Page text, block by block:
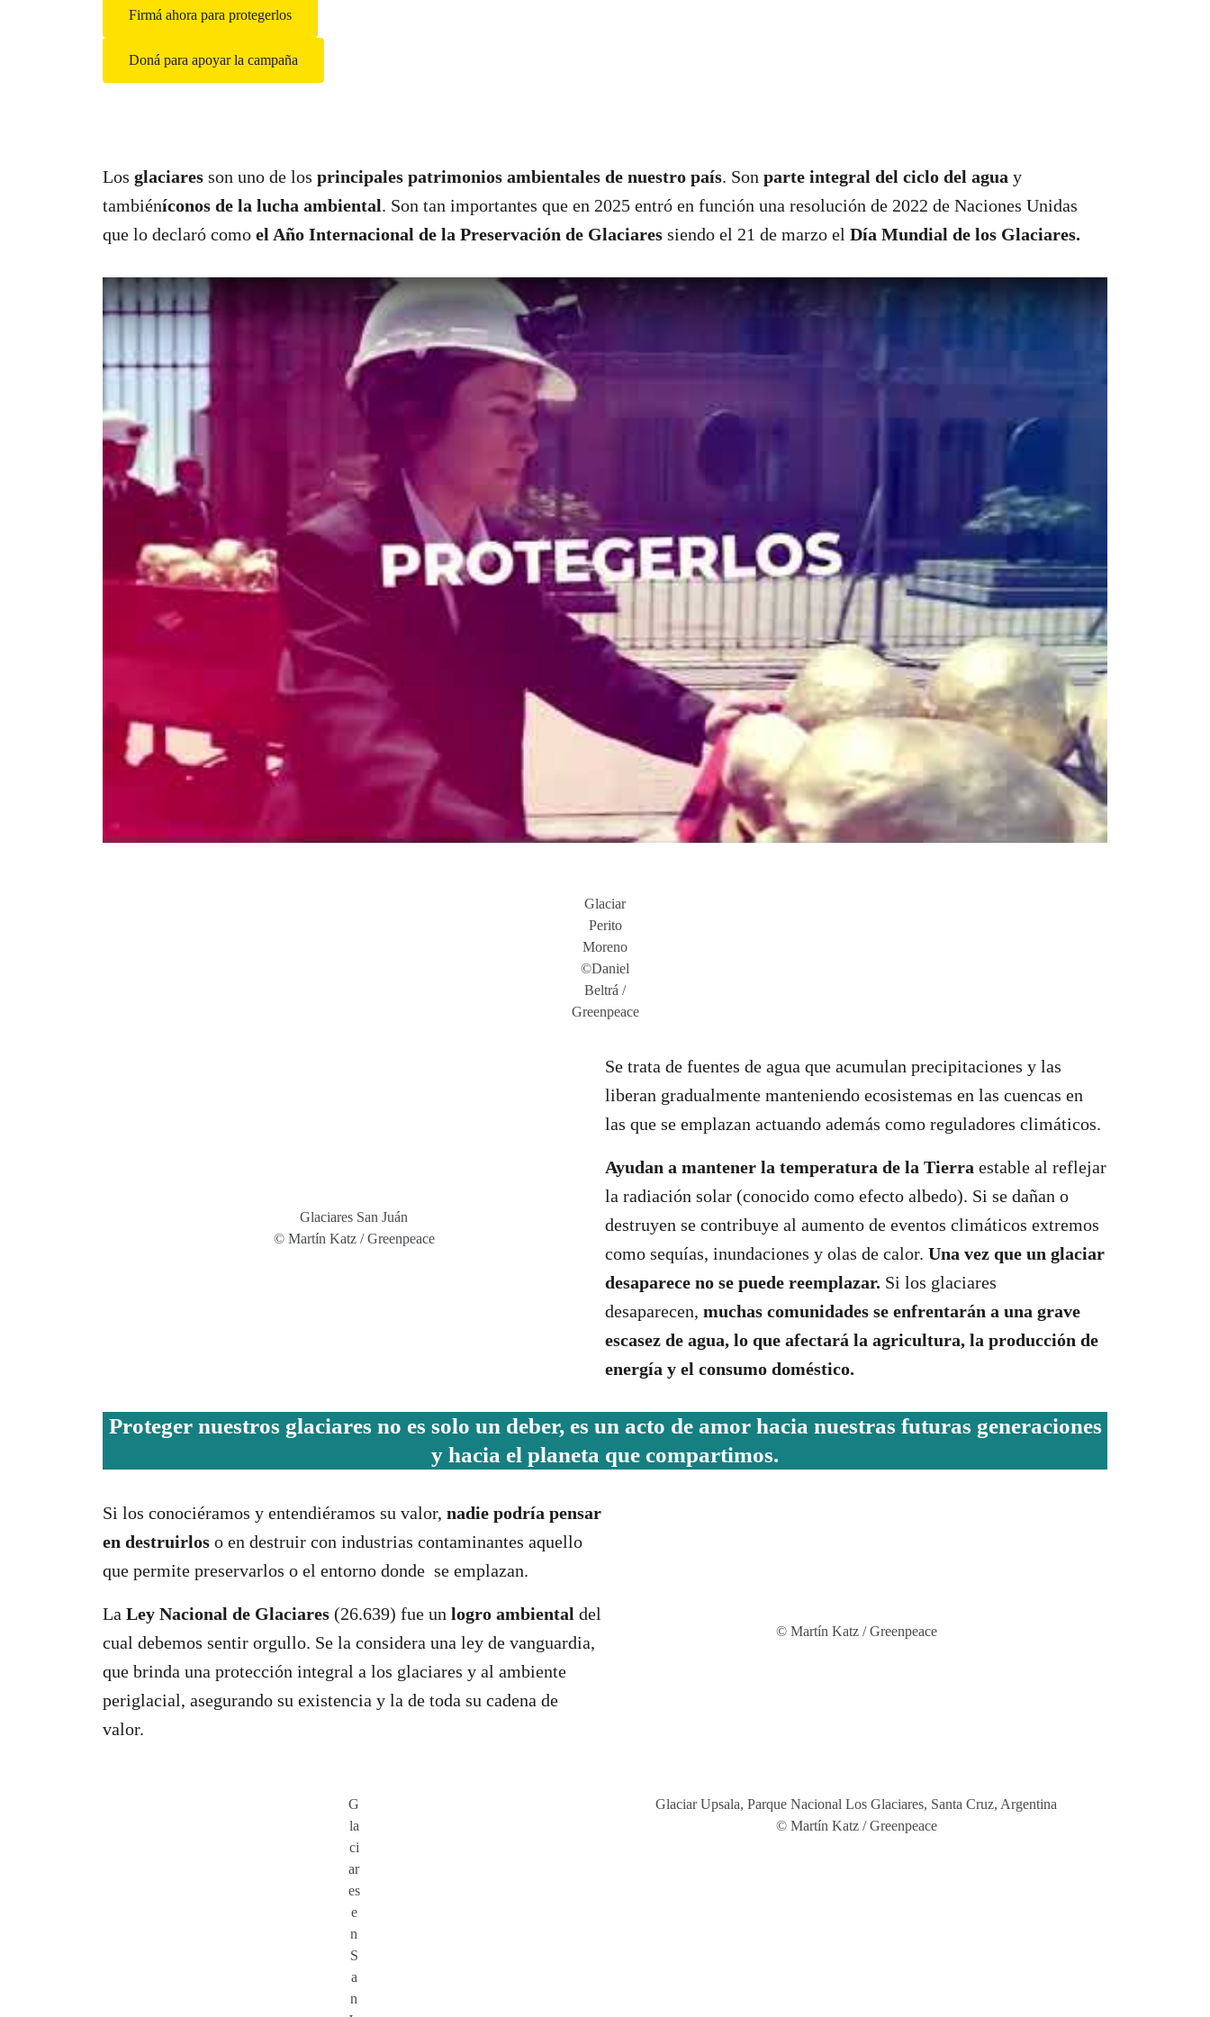
Firmá ahora para protegerlos
Doná para apoyar la campaña
Los glaciares son uno de los principales patrimonios ambientales de nuestro país. Son parte integral del ciclo del agua y
tambiéníconos de la lucha ambiental. Son tan importantes que en 2025 entró en función una resolución de 2022 de Naciones Unidas
que lo declaró como el Año Internacional de la Preservación de Glaciares siendo el 21 de marzo el Día Mundial de los Glaciares.
Glaciar
Perito
Moreno
©Daniel
Beltrá /
Greenpeace
Glaciares San Juán
© Martín Katz / Greenpeace
Se trata de fuentes de agua que acumulan precipitaciones y las
liberan gradualmente manteniendo ecosistemas en las cuencas en
las que se emplazan actuando además como reguladores climáticos.
Ayudan a mantener la temperatura de la Tierra estable al reflejar
la radiación solar (conocido como efecto albedo). Si se dañan o
destruyen se contribuye al aumento de eventos climáticos extremos
como sequías, inundaciones y olas de calor. Una vez que un glaciar
desaparece no se puede reemplazar. Si los glaciares
desaparecen, muchas comunidades se enfrentarán a una grave
escasez de agua, lo que afectará la agricultura, la producción de
energía y el consumo doméstico.
Proteger nuestros glaciares no es solo un deber, es un acto de amor hacia nuestras futuras generaciones
y hacia el planeta que compartimos.
Si los conociéramos y entendiéramos su valor, nadie podría pensar
en destruirlos o en destruir con industrias contaminantes aquello
que permite preservarlos o el entorno donde se emplazan.
La Ley Nacional de Glaciares (26.639) fue un logro ambiental del
cual debemos sentir orgullo. Se la considera una ley de vanguardia,
que brinda una protección integral a los glaciares y al ambiente
periglacial, asegurando su existencia y la de toda su cadena de
valor.
© Martín Katz / Greenpeace
G
la
ci
ar
es
e
n
S
a
n
Glaciar Upsala, Parque Nacional Los Glaciares, Santa Cruz, Argentina
© Martín Katz / Greenpeace